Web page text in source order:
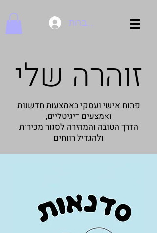
להתחברות
זוהרה שלי
פתוח אישי ועסקי באמצעות חדשנות
ואמצעים דיגיטליים,
הדרך הטובה והמהירה לסגור מכירות
ולהגדיל רווחים